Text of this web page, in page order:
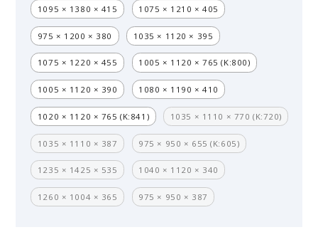
1095 × 1380 × 415 1075 × 1210 × 405
975 × 1200 × 380 1035 × 1120 × 395
1075 × 1220 × 455 1005 × 1120 × 765 (K:800)
1005 × 1120 × 390 1080 × 1190 × 410
1020 × 1120 × 765 (K:841) 1035 × 1110 × 770 (K:720)
1035 × 1110 × 387 975 × 950 × 655 (K:605)
1235 × 1425 × 535 1040 × 1120 × 340
1260 × 1004 × 365 975 × 950 × 387